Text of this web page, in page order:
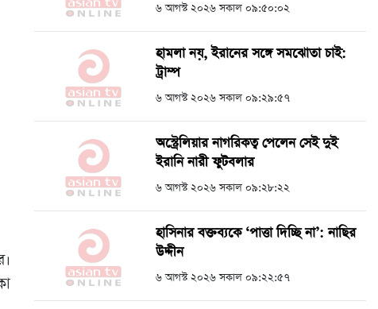
৬ আগস্ট ২০২৬ সকাল ০৯:৫০:০২
হামলা নয়, ইরানের সঙ্গে সমঝোতা চাই:
ট্রাম্প
৬ আগস্ট ২০২৬ সকাল ০৯:২৯:৫৭
অস্ট্রেলিয়ার নাগরিকত্ব পেলেন সেই দুই
ইরানি নারী ফুটবলার
৬ আগস্ট ২০২৬ সকাল ০৯:২৮:২২
হাসিনার বক্তব্যকে ‘পাত্তা দিচ্ছি না’: নাছির
উদ্দীন
৬ আগস্ট ২০২৬ সকাল ০৯:২২:৫৭